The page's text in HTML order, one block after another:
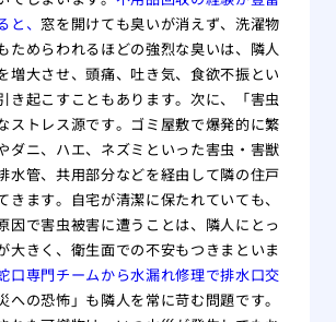
と、 窓を開けても臭いが消えず、洗濯物
ためらわれるほどの強烈な臭いは、隣人
増大させ、頭痛、吐き気、食欲不振とい
き起こすこともあります。次に、「害虫
ストレス源です。ゴミ屋敷で爆発的に繁
ダニ、ハエ、ネズミといった害虫・害獣
水管、共用部分などを経由して隣の住戸
きます。自宅が清潔に保たれていても、
因で害虫被害に遭うことは、隣人にとっ
大きく、衛生面での不安もつきまといま
口専門チームから水漏れ修理で排水口交
への恐怖」も隣人を常に苛む問題です。